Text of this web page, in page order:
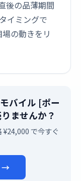
後の品薄期間
イミングで
の動きをリ
バイル [ポー
ませんか？
で今すぐ
→